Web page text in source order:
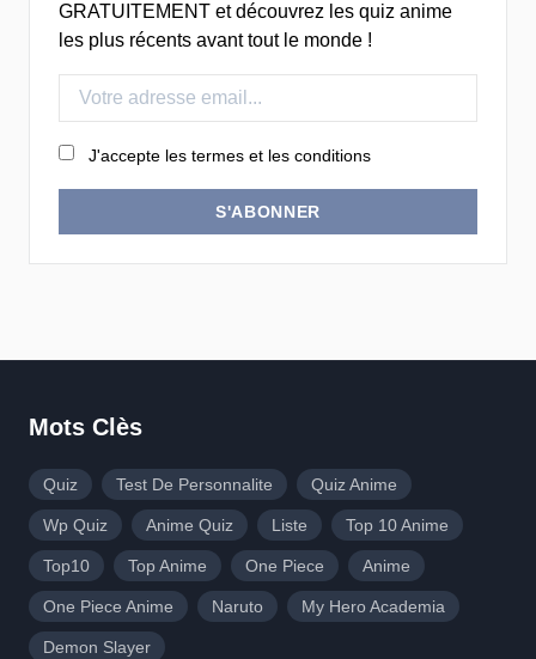
GRATUITEMENT et découvrez les quiz anime
les plus récents avant tout le monde !
J'accepte les termes et les conditions
S'ABONNER
Mots Clès
Quiz Test De Personnalite Quiz Anime
Wp Quiz Anime Quiz Liste Top 10 Anime
Top10 Top Anime One Piece Anime
One Piece Anime Naruto My Hero Academia
Demon Slayer